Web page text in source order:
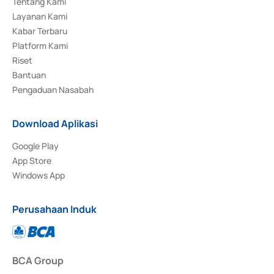
Layanan Kami
Kabar Terbaru
Platform Kami
Riset
Bantuan
Pengaduan Nasabah
Download Aplikasi
Google Play
App Store
Windows App
Perusahaan Induk
BCA Group